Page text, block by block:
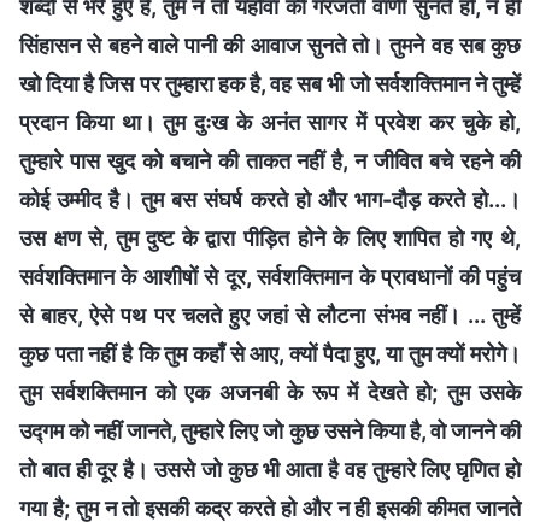
शब्दों से भरे हुए हैं, तुम न तो यहोवा की गरजती वाणी सुनते हो, न ही
सिंहासन से बहने वाले पानी की आवाज सुनते तो। तुमने वह सब कुछ
खो दिया है जिस पर तुम्हारा हक है, वह सब भी जो सर्वशक्तिमान ने तुम्हें
प्रदान किया था। तुम दुःख के अनंत सागर में प्रवेश कर चुके हो,
तुम्हारे पास खुद को बचाने की ताकत नहीं है, न जीवित बचे रहने की
कोई उम्मीद है। तुम बस संघर्ष करते हो और भाग-दौड़ करते हो...।
उस क्षण से, तुम दुष्ट के द्वारा पीड़ित होने के लिए शापित हो गए थे,
सर्वशक्तिमान के आशीषों से दूर, सर्वशक्तिमान के प्रावधानों की पहुंच
से बाहर, ऐसे पथ पर चलते हुए जहां से लौटना संभव नहीं। ... तुम्हें
कुछ पता नहीं है कि तुम कहाँ से आए, क्यों पैदा हुए, या तुम क्यों मरोगे।
तुम सर्वशक्तिमान को एक अजनबी के रूप में देखते हो; तुम उसके
उद्गम को नहीं जानते, तुम्हारे लिए जो कुछ उसने किया है, वो जानने की
तो बात ही दूर है। उससे जो कुछ भी आता है वह तुम्हारे लिए घृणित हो
गया है; तुम न तो इसकी कद्र करते हो और न ही इसकी कीमत जानते